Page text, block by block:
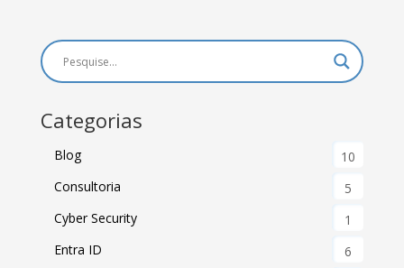
Categorias
Blog
10
Consultoria
5
Cyber Security
1
Entra ID
6